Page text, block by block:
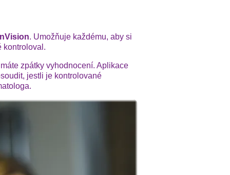
. Umožňuje každému, aby si
kontroloval.
zpátky vyhodnocení. Aplikace
jestli je kontrolované